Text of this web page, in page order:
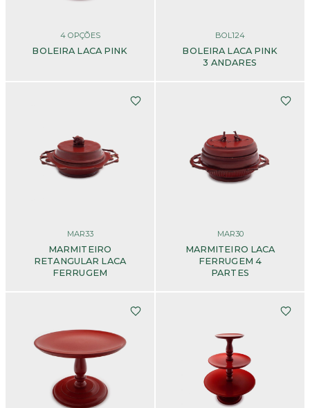
4OPÇÕES
BOLEIRA LACA PINK
BOL124
BOLEIRA LACA PINK
3 ANDARES
MAR33
MARMITEIRO
RETANGULAR LACA
FERRUGEM
MAR30
MARMITEIRO LACA
FERRUGEM 4
PARTES